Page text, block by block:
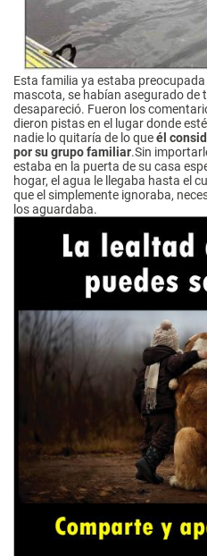
Esta familia ya estaba
mascota, se habían asegurado de
desapareció. Fueron los
dieron pistas en el lugar donde
nadie lo quitaría de lo queél
por su grupo familiar.Sin
estaba en la puerta de su casa
hogar, el agua le llegaba hasta el
que el simplemente ignoraba,
los aguardaba.